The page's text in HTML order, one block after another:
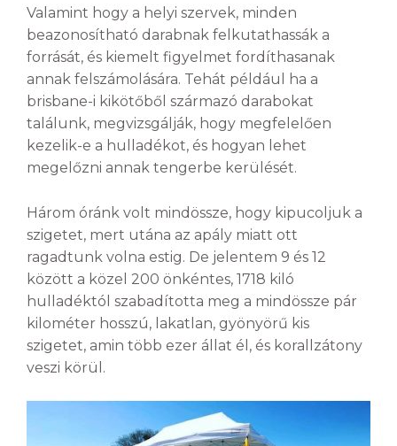
Valamint hogy a helyi szervek, minden
beazonosítható darabnak felkutathassák a
forrását, és kiemelt figyelmet fordíthasanak
annak felszámolására. Tehát például ha a
brisbane-i kikötőből származó darabokat
találunk, megvizsgálják, hogy megfelelően
kezelik-e a hulladékot, és hogyan lehet
megelőzni annak tengerbe kerülését.
Három óránk volt mindössze, hogy kipucoljuk a
szigetet, mert utána az apály miatt ott
ragadtunk volna estig. De jelentem 9 és 12
között a közel 200 önkéntes, 1718 kiló
hulladéktól szabadította meg a mindössze pár
kilométer hosszú, lakatlan, gyönyörű kis
szigetet, amin több ezer állat él, és korallzátony
veszi körül.